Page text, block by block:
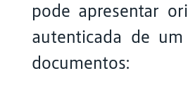
pode apresentar
autenticada de
documentos: